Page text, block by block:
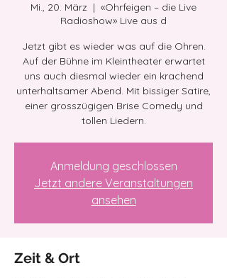
Mi., 20. März
  |
«Ohrfeigen – die Live
Radioshow» Live aus d
Jetzt gibt es wieder was auf die Ohren.
Auf der Bühne im Kleintheater erwartet
uns auch diesmal wieder ein krachend
unterhaltsamer Abend. Mit bissiger Satire,
einer grosszügigen Brise Comedy und
tollen Liedern.
Anmeldung geschlossen
Jetzt andere Veranstaltungen
ansehen
Zeit & Ort